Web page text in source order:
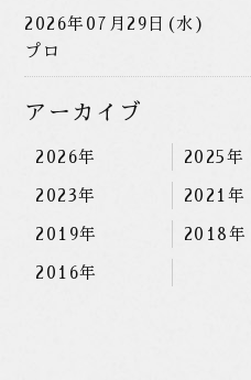
2026年07月29日(水)
プロ
アーカイブ
2026年 2025年
2023年 2021年
2019年 2018年
2016年